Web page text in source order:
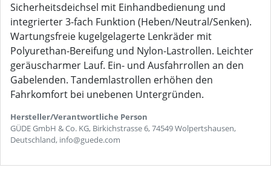
Sicherheitsdeichsel mit Einhandbedienung und
integrierter 3-fach Funktion (Heben/Neutral/Senken).
Wartungsfreie kugelgelagerte Lenkräder mit
Polyurethan-Bereifung und Nylon-Lastrollen. Leichter
geräuscharmer Lauf. Ein- und Ausfahrrollen an den
Gabelenden. Tandemlastrollen erhöhen den
Fahrkomfort bei unebenen Untergründen.
Hersteller/Verantwortliche Person
GÜDE GmbH & Co. KG, Birkichstrasse 6, 74549 Wolpertshausen,
Deutschland, info@guede.com